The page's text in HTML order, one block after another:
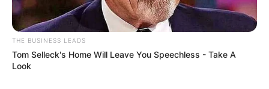
THE BUSINESS LEADS
Tom Selleck's Home Will Leave You Speechless - Take A
Look